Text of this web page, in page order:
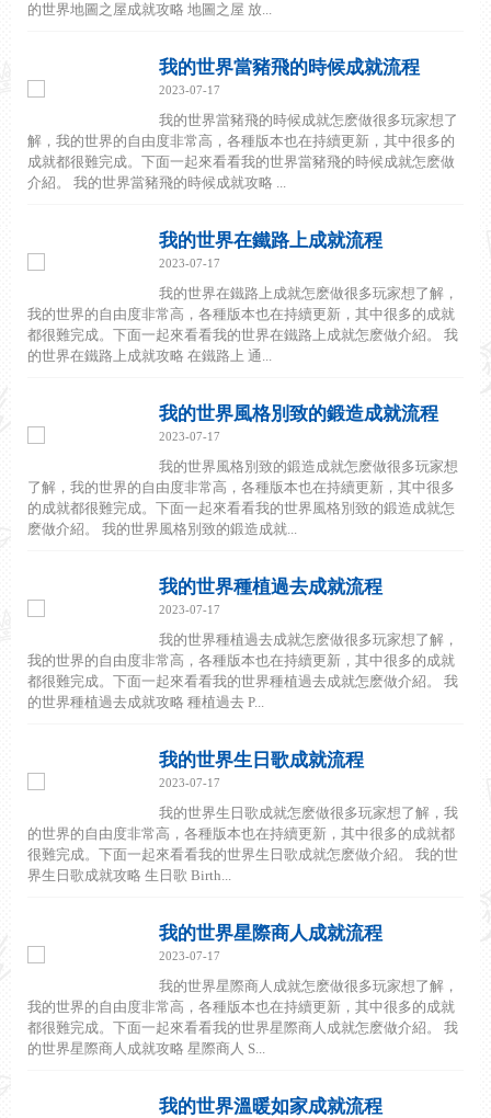
的世界地圖之屋成就攻略 地圖之屋 放...
我的世界當豬飛的時候成就流程
2023-07-17
我的世界當豬飛的時候成就怎麽做很多玩家想了
解，我的世界的自由度非常高，各種版本也在持續更新，其中很多的
成就都很難完成。下面一起來看看我的世界當豬飛的時候成就怎麽做
介紹。 我的世界當豬飛的時候成就攻略 ...
我的世界在鐵路上成就流程
2023-07-17
我的世界在鐵路上成就怎麽做很多玩家想了解，
我的世界的自由度非常高，各種版本也在持續更新，其中很多的成就
都很難完成。下面一起來看看我的世界在鐵路上成就怎麽做介紹。 我
的世界在鐵路上成就攻略 在鐵路上 通...
我的世界風格別致的鍛造成就流程
2023-07-17
我的世界風格別致的鍛造成就怎麽做很多玩家想
了解，我的世界的自由度非常高，各種版本也在持續更新，其中很多
的成就都很難完成。下面一起來看看我的世界風格別致的鍛造成就怎
麽做介紹。 我的世界風格別致的鍛造成就...
我的世界種植過去成就流程
2023-07-17
我的世界種植過去成就怎麽做很多玩家想了解，
我的世界的自由度非常高，各種版本也在持續更新，其中很多的成就
都很難完成。下面一起來看看我的世界種植過去成就怎麽做介紹。 我
的世界種植過去成就攻略 種植過去 P...
我的世界生日歌成就流程
2023-07-17
我的世界生日歌成就怎麽做很多玩家想了解，我
的世界的自由度非常高，各種版本也在持續更新，其中很多的成就都
很難完成。下面一起來看看我的世界生日歌成就怎麽做介紹。 我的世
界生日歌成就攻略 生日歌 Birth...
我的世界星際商人成就流程
2023-07-17
我的世界星際商人成就怎麽做很多玩家想了解，
我的世界的自由度非常高，各種版本也在持續更新，其中很多的成就
都很難完成。下面一起來看看我的世界星際商人成就怎麽做介紹。 我
的世界星際商人成就攻略 星際商人 S...
我的世界溫暖如家成就流程